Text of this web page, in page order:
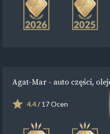
Agat-Mar - auto części,
4.4/ 17 Ocen